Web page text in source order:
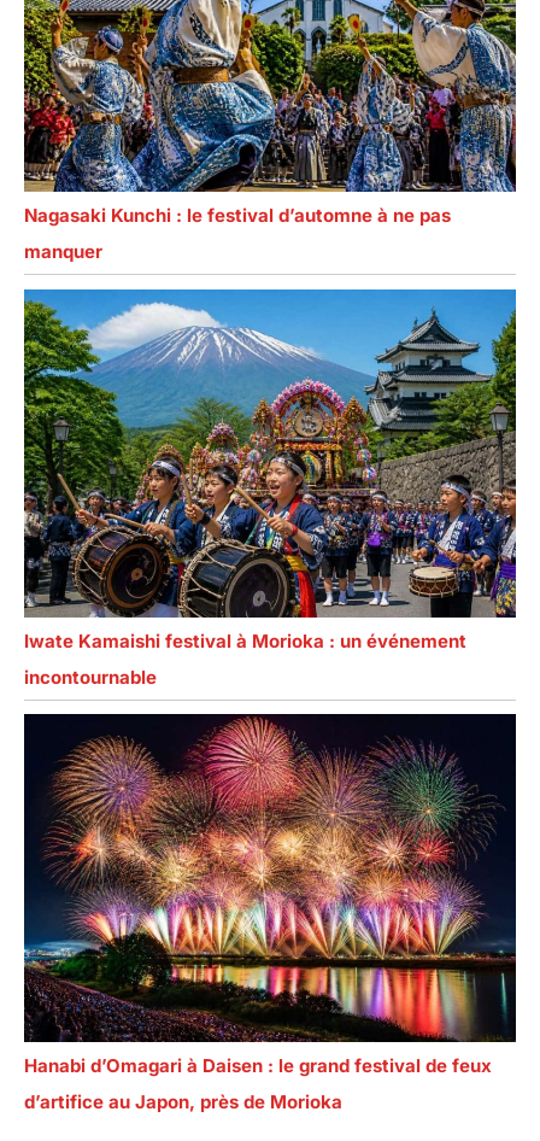
Nagasaki Kunchi : le festival d’automne à ne pas
manquer
Iwate Kamaishi festival à Morioka : un événement
incontournable
Hanabi d’Omagari à Daisen : le grand festival de feux
d’artifice au Japon, près de Morioka